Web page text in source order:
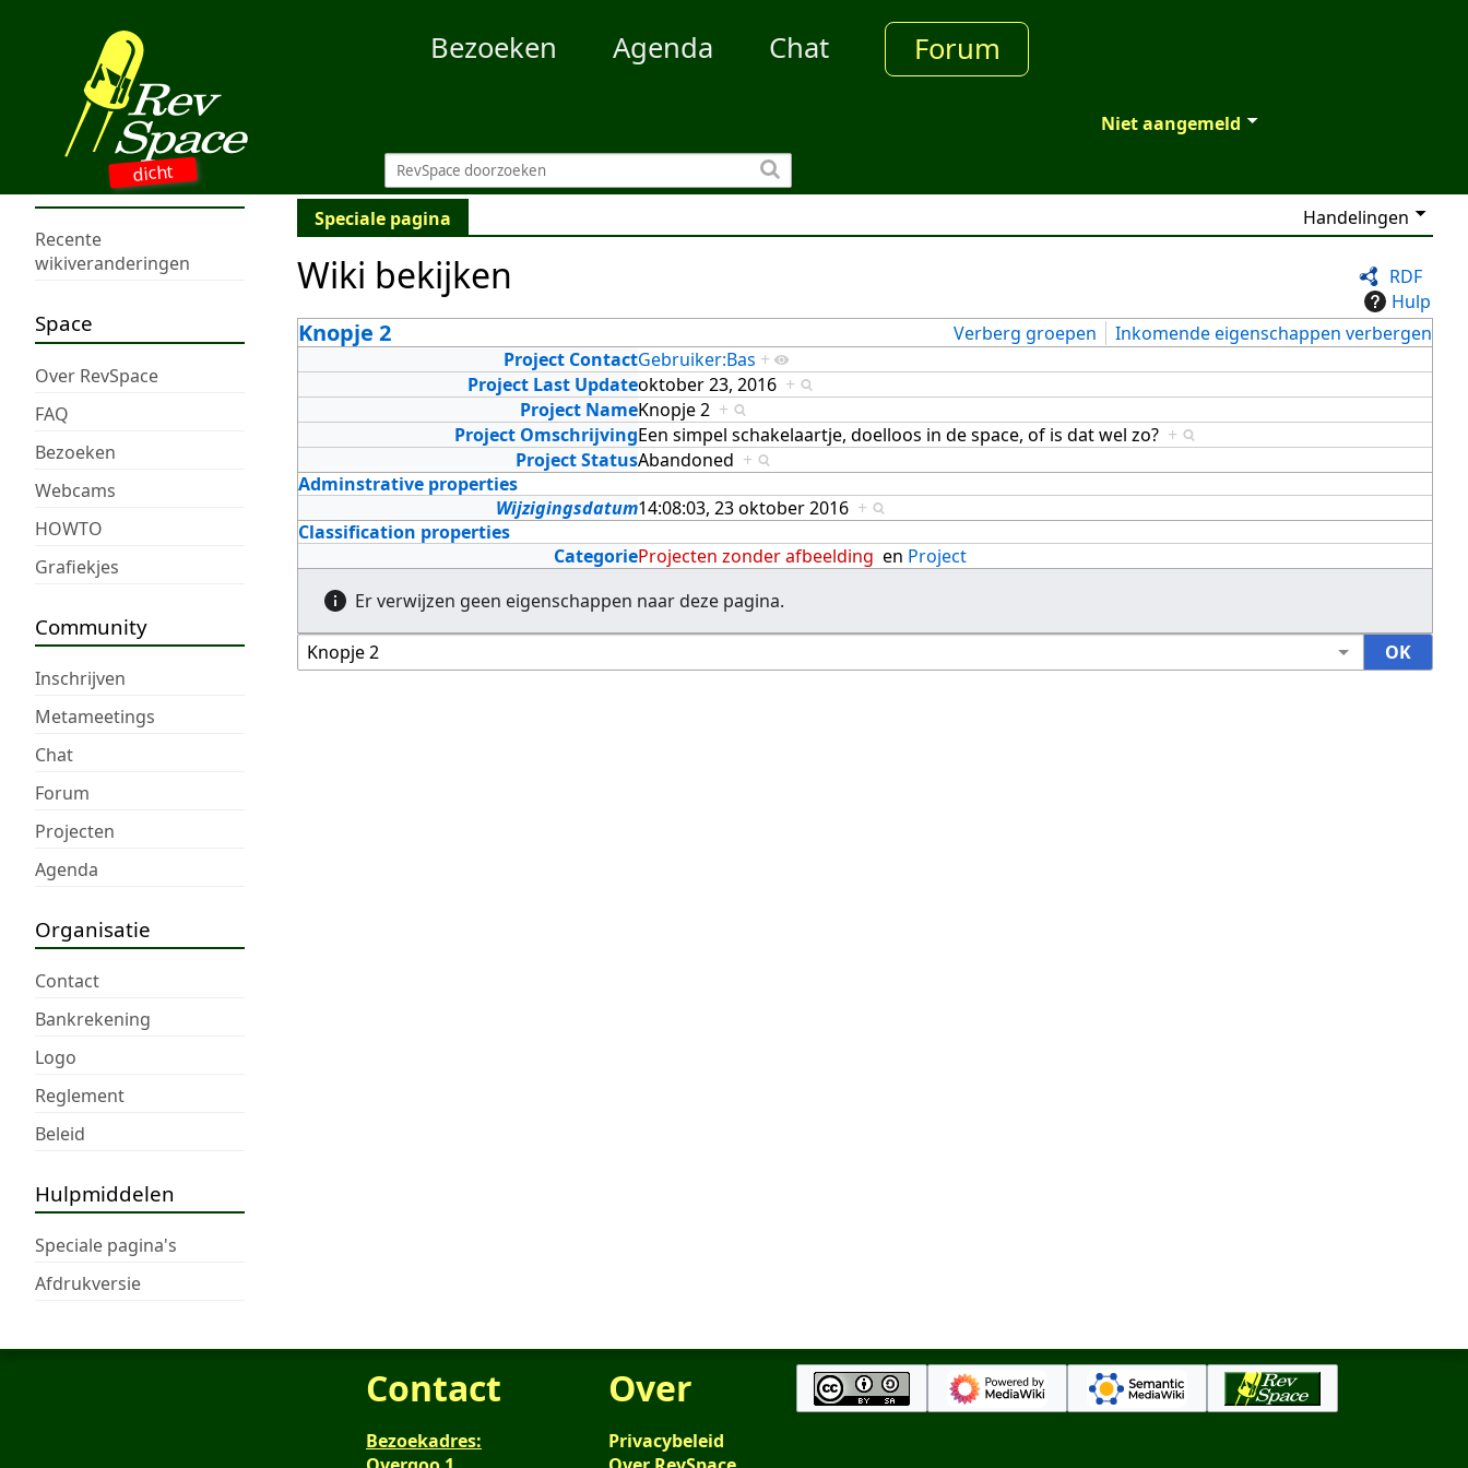
dicht
Bezoeken Agenda Chat Forum
Niet aangemeld
Recente
wikiveranderingen
Space
Over RevSpace
FAQ
Bezoeken
Webcams
HOWTO
Grafiekjes
Community
Inschrijven
Metameetings
Chat
Forum
Projecten
Agenda
Organisatie
Contact
Bankrekening
Logo
Reglement
Beleid
Hulpmiddelen
Speciale pagina's
Afdrukversie
Speciale pagina Handelingen
RDF
Hulp
Wiki bekijken
Knopje 2 Verberg groepen
Inkomende eigenschappen verbergen
Project ContactGebruiker:Bas +
Project Last Updateoktober 23, 2016 +
Project NameKnopje 2 +
Project OmschrijvingEen simpel schakelaartje, doelloos in de space, of is dat wel zo? +
Project StatusAbandoned +
Adminstrative properties
Wijzigingsdatum14:08:03, 23 oktober 2016 +
Classification properties
CategorieProjecten zonder afbeelding en Project
Er verwijzen geen eigenschappen naar deze pagina.
Contact
Bezoekadres:
Over
Privacybeleid